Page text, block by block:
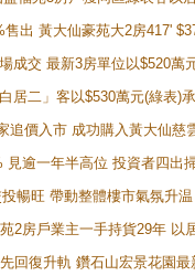
出 黃大仙豪苑大2房417'
成交 最新3房單位以$520萬
居二」客以$530萬元(綠表)
追價入市 成功購入黃大仙
逾一年半高位 投資者四
暢旺 帶動整體樓市氣氛升
2房戶業主一手持貨29年 以
回復升軌 鑽石山宏景花園